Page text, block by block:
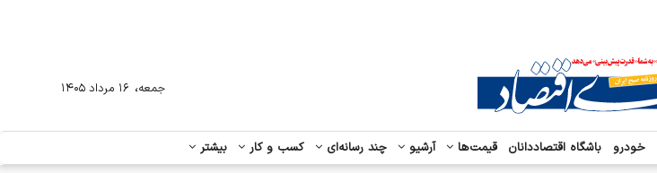
خودرو باشگاه اقتصاددانان قیمت‌ها آرشیو چند رسانه‌ای کسب و کار بیشتر
جمعه، ۱۶ مرداد ۱۴۰۵